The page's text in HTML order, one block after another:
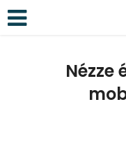
Nézze